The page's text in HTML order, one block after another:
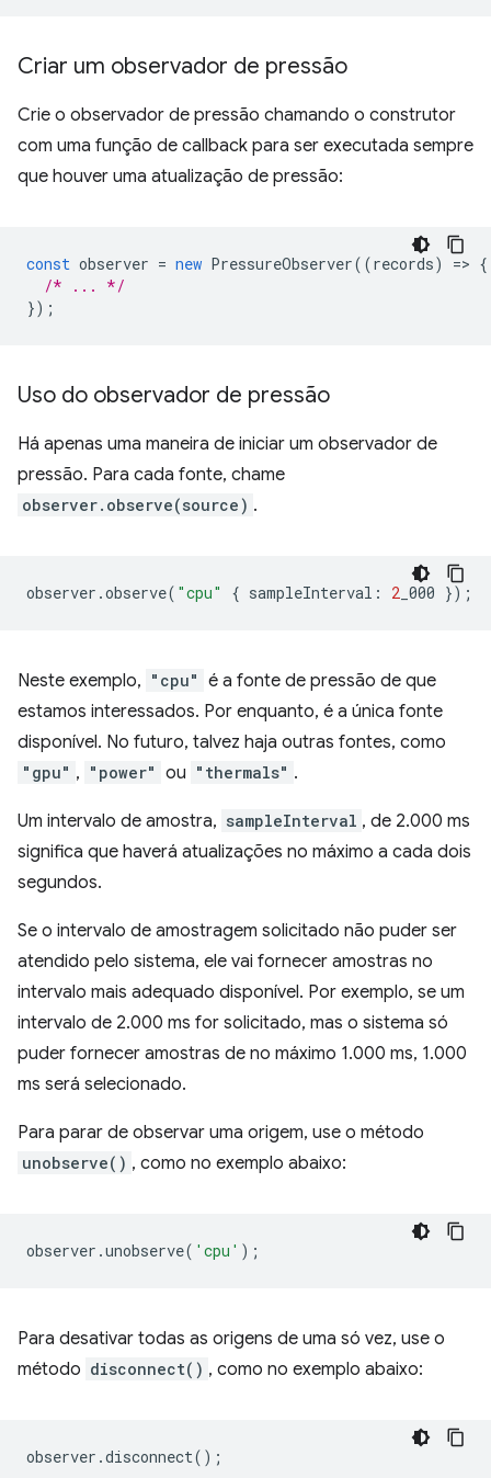
Criar um observador de pressão
Crie o observador de pressão chamando o construtor
com uma função de callback para ser executada sempre
que houver uma atualização de pressão:
const observer = new PressureObserver((records) => {
/* ... */
});
Uso do observador de pressão
Há apenas uma maneira de iniciar um observador de
pressão. Para cada fonte, chame
observer.observe(source) .
observer .observe( "cpu" { sampleInterval : 2 _000 });
Neste exemplo, "cpu" é a fonte de pressão de que
estamos interessados. Por enquanto, é a única fonte
disponível. No futuro, talvez haja outras fontes, como
"gpu" , "power" ou "thermals" .
Um intervalo de amostra, sampleInterval , de 2.000 ms
significa que haverá atualizações no máximo a cada dois
segundos.
Se o intervalo de amostragem solicitado não puder ser
atendido pelo sistema, ele vai fornecer amostras no
intervalo mais adequado disponível. Por exemplo, se um
intervalo de 2.000 ms for solicitado, mas o sistema só
puder fornecer amostras de no máximo 1.000 ms, 1.000
ms será selecionado.
Para parar de observar uma origem, use o método
unobserve() , como no exemplo abaixo:
observer .unobserve( 'cpu' );
Para desativar todas as origens de uma só vez, use o
método disconnect() , como no exemplo abaixo:
observer .disconnect();